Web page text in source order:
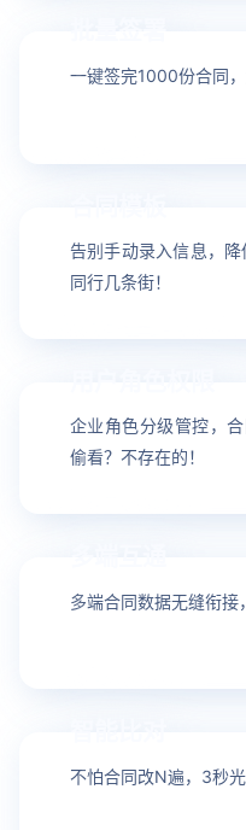
08
一键签完1000份合同
09
告别手动录入信息，
同行几条街！
10
企业角色分级管控，
偷看？不存在的！
11
多端合同数据无缝衔接
12
不怕合同改N遍，3秒光